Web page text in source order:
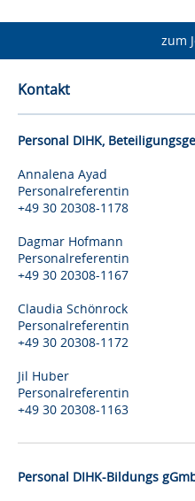
zum
Kontakt
Personal DIHK,
Annalena Ayad
Personalreferentin
+49 30 20308-1178
Dagmar Hofmann
Personalreferentin
+49 30 20308-1167
Claudia Schönrock
Personalreferentin
+49 30 20308-1172
Jil Huber
Personalreferentin
+49 30 20308-1163
Personal DIHK-Bildungs